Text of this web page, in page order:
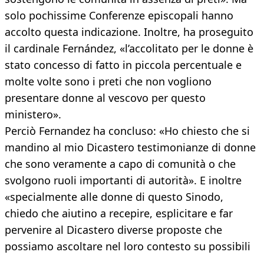
solo pochissime Conferenze episcopali hanno
accolto questa indicazione. Inoltre, ha proseguito
il cardinale Fernández, «l’accolitato per le donne è
stato concesso di fatto in piccola percentuale e
molte volte sono i preti che non vogliono
presentare donne al vescovo per questo
ministero».
Perciò Fernandez ha concluso: «Ho chiesto che si
mandino al mio Dicastero testimonianze di donne
che sono veramente a capo di comunità o che
svolgono ruoli importanti di autorità». E inoltre
«specialmente alle donne di questo Sinodo,
chiedo che aiutino a recepire, esplicitare e far
pervenire al Dicastero diverse proposte che
possiamo ascoltare nel loro contesto su possibili